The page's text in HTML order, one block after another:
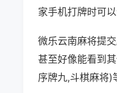
家手机打牌时可
微乐云南麻将提
甚至好像能看到
序牌九,斗棋麻将)